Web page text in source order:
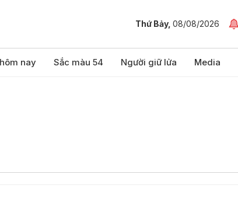
Thứ Bảy, 08/08/2026
nay Sắc màu 54 Người giữ lửa Media